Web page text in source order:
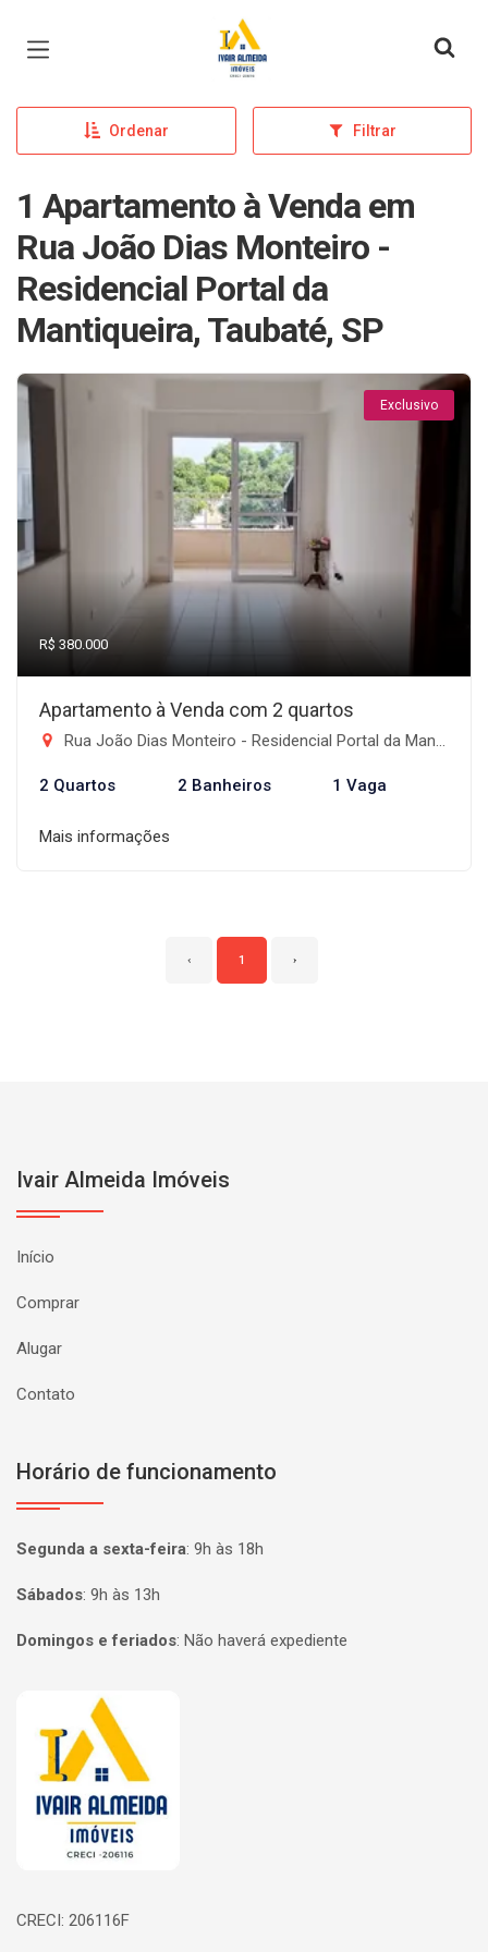
Página inicial
Ordenar Filtrar
1 Apartamento à Venda em
Rua João Dias Monteiro -
Residencial Portal da
Mantiqueira, Taubaté, SP
Exclusivo
R$ 380.000
Apartamento à Venda com 2 quartos
Rua João Dias Monteiro - Residencial Portal da Mantiqueira, Taubaté-SP
2 Quartos 2 Banheiros 1 Vaga
Mais informações
‹ 1 ›
Ivair Almeida Imóveis
Início
Comprar
Alugar
Contato
Horário de funcionamento
Segunda a sexta-feira: 9h às 18h
Sábados: 9h às 13h
Domingos e feriados: Não haverá expediente
Página inicial
CRECI: 206116F